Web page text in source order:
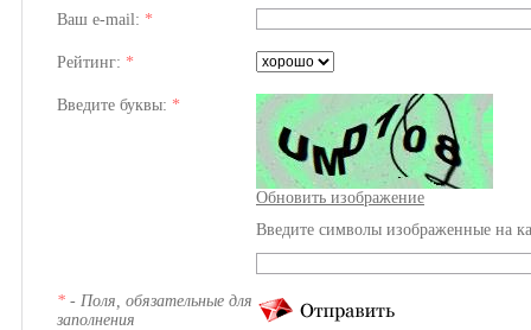
Ваш e-mail: *
Рейтинг: *
Введите буквы: *
Обновить изображение
Введите символы изображенные на
* - Поля, обязательные для
заполнения